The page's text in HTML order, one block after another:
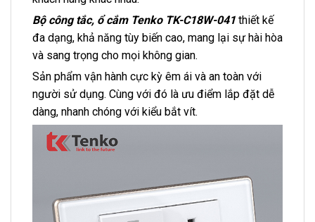
Bộ công tắc, ổ cắm Tenko TK-C18W-041 thiết kế
đa dạng, khả năng tùy biến cao, mang lại sự hài hòa
và sang trọng cho mọi không gian.
Sản phẩm vận hành cực kỳ êm ái và an toàn với
người sử dụng. Cùng với đó là ưu điểm lắp đặt dễ
dàng, nhanh chóng với kiểu bắt vít.